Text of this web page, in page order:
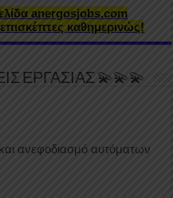
anergosjobs.com
καθημερινώς!
ΕΡΓΑΣΙΑΣ 💫💫💫
ανεφοδιασμό αυτόματων